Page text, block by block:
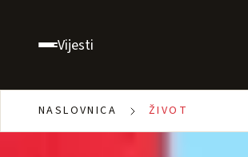
Vijesti
NASLOVNICA ŽIVOT